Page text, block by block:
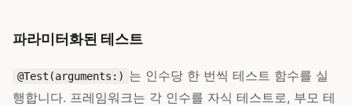
파라미터화된 테스트
@Test(arguments:) 는 인수당 한 번씩 테스트 함수를 실
행합니다. 프레임워크는 각 인수를 자식 테스트로, 부모 테